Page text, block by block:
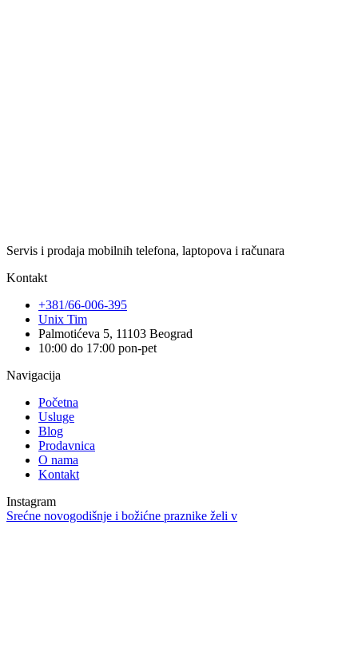
Servis i prodaja mobilnih telefona, laptopova i računara
Kontakt
+381/66-006-395
Unix Tim
Palmotićeva 5, 11103 Beograd
10:00 do 17:00 pon-pet
Navigacija
Početna
Usluge
Blog
Prodavnica
O nama
Kontakt
Instagram
Srećne novogodišnje i božićne praznike želi v